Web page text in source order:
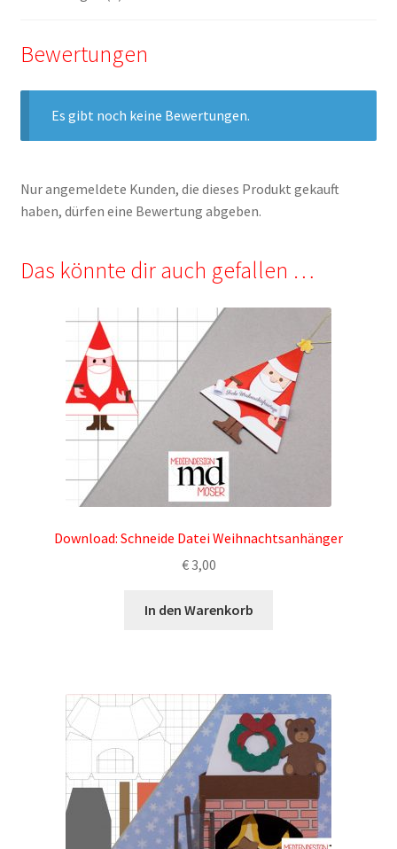
Bewertungen
Es gibt noch keine Bewertungen.
Nur angemeldete Kunden, die dieses Produkt gekauft
haben, dürfen eine Bewertung abgeben.
Das könnte dir auch gefallen …
Download: Schneide Datei Weihnachtsanhänger
€3,00
In den Warenkorb